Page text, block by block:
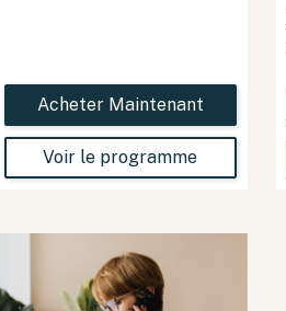
Acheter Maintenant
Voir le programme